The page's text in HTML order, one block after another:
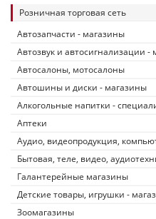
Розничная торговая сеть
Автозапчасти - магазины
Автозвук и автосигнализации -
Автосалоны, мотосалоны
Автошины и диски - магазины
Алкогольные напитки -
Аптеки
Аудио, видеопродукция,
Бытовая, теле, видео,
Галантерейные магазины
Детские товары, игрушки -
Зоомагазины